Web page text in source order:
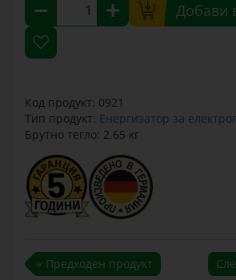
Добави
Код продукт: 0921
Тип продукт: Енергизатор за
Брутно тегло: 2.65 кг
« Предходен продукт